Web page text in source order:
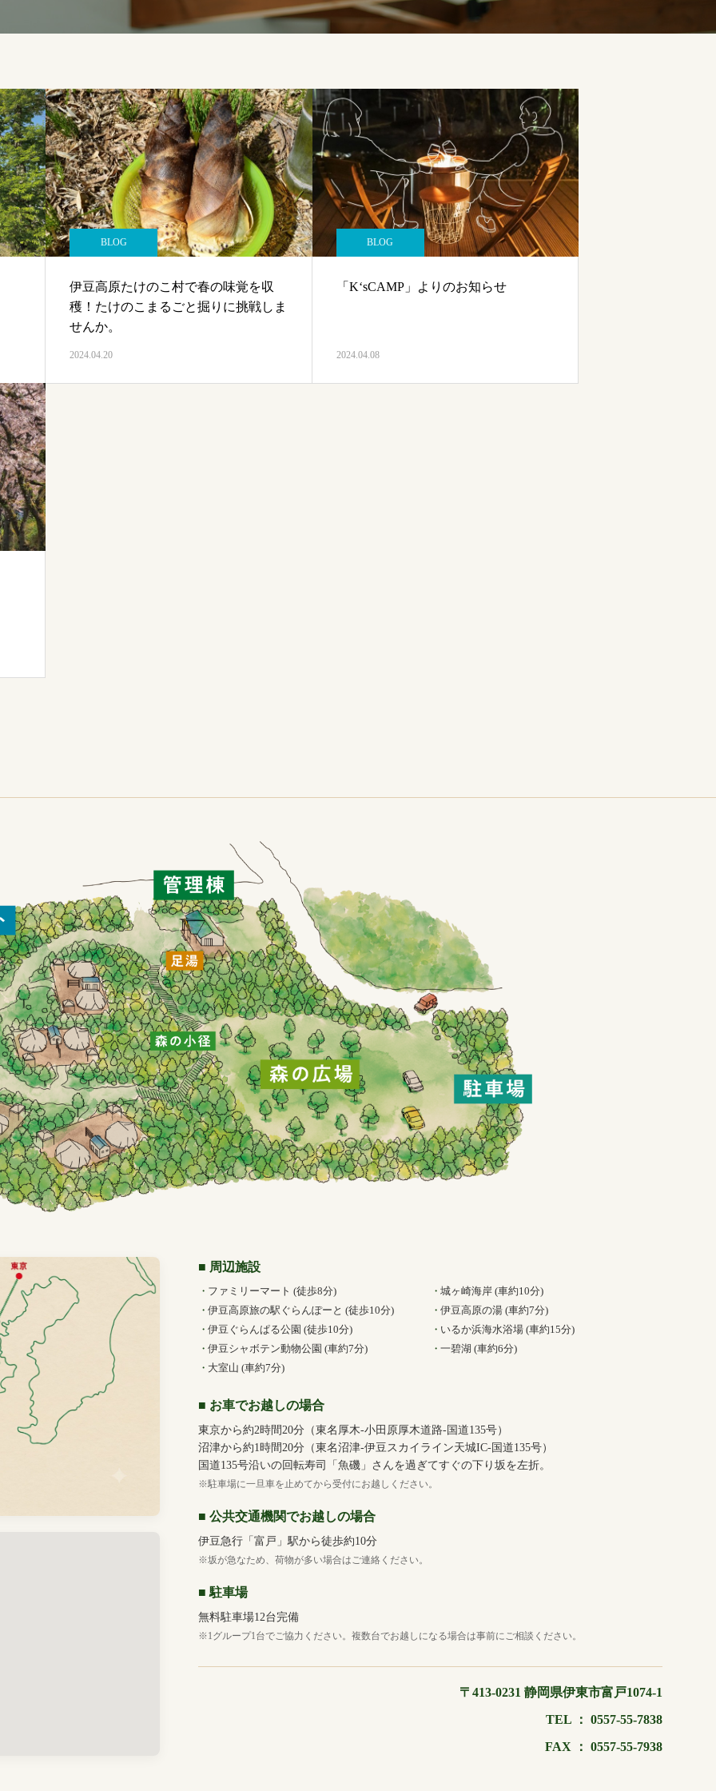
BLOG
伊豆高原たけのこ村で春の味覚を収
穫！たけのこまるごと掘りに挑戦しま
せんか。
2024.04.20
BLOG
「K‘sCAMP」よりのお知らせ
2024.04.08
■ 周辺施設
ファミリーマート (徒歩8分)
伊豆高原旅の駅ぐらんぽーと (徒歩10分)
伊豆ぐらんぱる公園 (徒歩10分)
伊豆シャボテン動物公園 (車約7分)
大室山 (車約7分)
城ヶ崎海岸 (車約10分)
伊豆高原の湯 (車約7分)
いるか浜海水浴場 (車約15分)
一碧湖 (車約6分)
■ お車でお越しの場合
東京から約2時間20分（東名厚木‐小田原厚木道路‐国道135号）
沼津から約1時間20分（東名沼津‐伊豆スカイライン天城IC‐国道135号）
国道135号沿いの回転寿司「魚磯」さんを過ぎてすぐの下り坂を左折。
※駐車場に一旦車を止めてから受付にお越しください。
■ 公共交通機関でお越しの場合
伊豆急行「富戸」駅から徒歩約10分
※坂が急なため、荷物が多い場合はご連絡ください。
■ 駐車場
無料駐車場12台完備
※1グループ1台でご協力ください。複数台でお越しになる場合は事前にご相談ください。
〒413-0231 静岡県伊東市富戸1074-1
TEL ： 0557-55-7838
FAX ： 0557-55-7938